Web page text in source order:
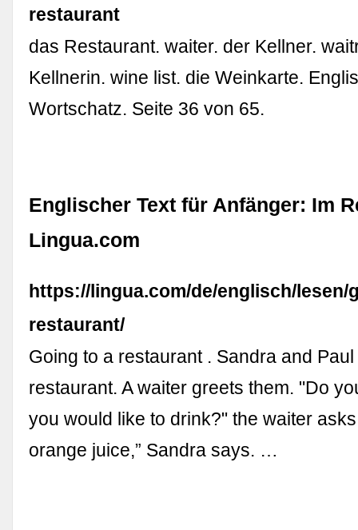
restaurant
das Restaurant. waiter. der Kellner.
Kellnerin. wine list. die Weinkarte.
Wortschatz. Seite 36 von 65.
Englischer Text für Anfänger: Im
Lingua.com
https://lingua.com/de/englisch/lesen/
restaurant/
Going to a restaurant . Sandra and
restaurant. A waiter greets them. "Do
you would like to drink?" the waiter
orange juice,” Sandra says. …